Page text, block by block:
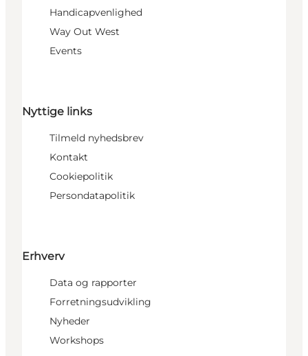
Handicapvenlighed
Way Out West
Events
Nyttige links
Tilmeld nyhedsbrev
Kontakt
Cookiepolitik
Persondatapolitik
Erhverv
Data og rapporter
Forretningsudvikling
Nyheder
Workshops